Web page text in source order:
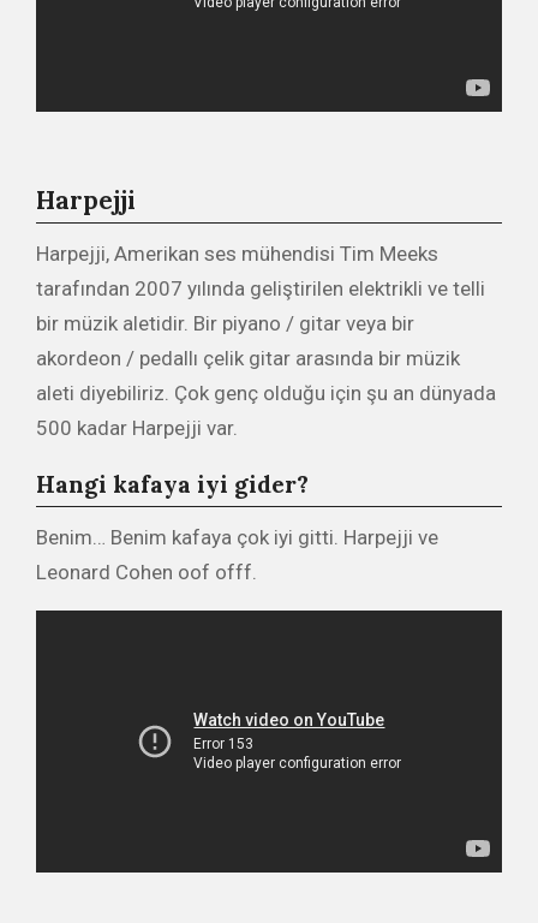
Harpejji
Harpejji, Amerikan ses mühendisi Tim Meeks
tarafından 2007 yılında geliştirilen elektrikli ve telli
bir müzik aletidir. Bir piyano / gitar veya bir
akordeon / pedallı çelik gitar arasında bir müzik
aleti diyebiliriz. Çok genç olduğu için şu an dünyada
500 kadar Harpejji var.
Hangi kafaya iyi gider?
Benim… Benim kafaya çok iyi gitti. Harpejji ve
Leonard Cohen oof offf.